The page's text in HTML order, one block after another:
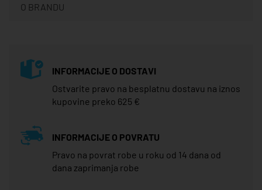
O BRANDU
INFORMACIJE O DOSTAVI
Ostvarite pravo na besplatnu dostavu na iznos
kupovine preko 625 €
INFORMACIJE O POVRATU
Pravo na povrat robe u roku od 14 dana od
dana zaprimanja robe